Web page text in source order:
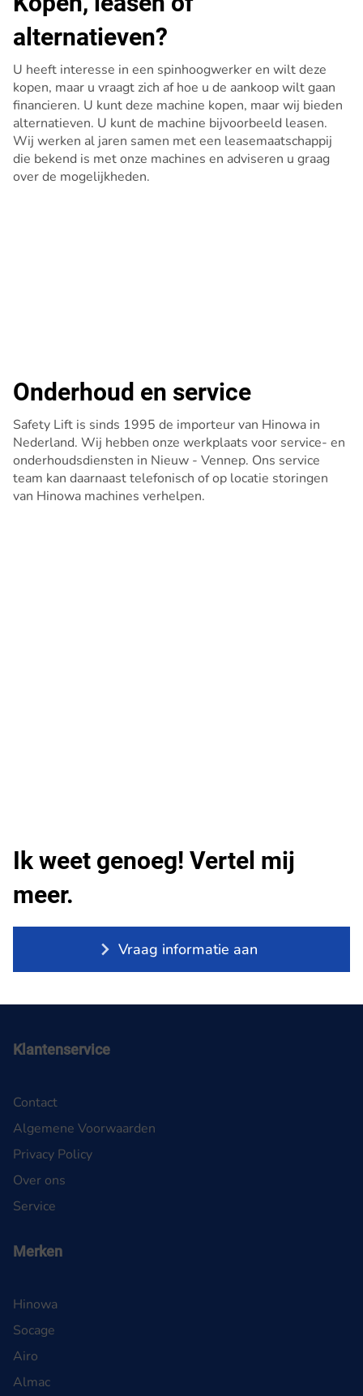
Ik weet genoeg! Vertel mij
meer.
Vraag informatie aan
Onderhoud en service
Safety Lift is sinds 1995 de importeur van Hinowa in
Nederland. Wij hebben onze werkplaats voor service- en
onderhoudsdiensten in Nieuw - Vennep. Ons service
team kan daarnaast telefonisch of op locatie storingen
van Hinowa machines verhelpen.
alternatieven?
U heeft interesse in een spinhoogwerker en wilt deze
kopen, maar u vraagt zich af hoe u de aankoop wilt gaan
financieren. U kunt deze machine kopen, maar wij bieden
alternatieven. U kunt de machine bijvoorbeeld leasen.
Wij werken al jaren samen met een leasemaatschappij
die bekend is met onze machines en adviseren u graag
over de mogelijkheden.
Klantenservice
Contact
Algemene Voorwaarden
Privacy Policy
Over ons
Service
Merken
Hinowa
Socage
Airo
Almac